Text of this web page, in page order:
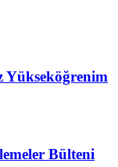
Yükseköğrenim
Bülteni